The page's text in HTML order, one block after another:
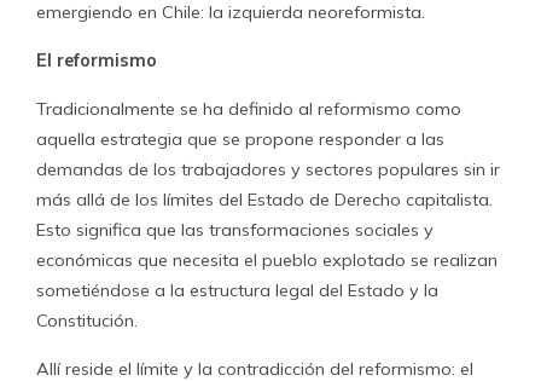
emergiendo en Chile: la izquierda neoreformista.
El reformismo
Tradicionalmente se ha definido al reformismo como
aquella estrategia que se propone responder a las
demandas de los trabajadores y sectores populares sin ir
más allá de los límites del Estado de Derecho capitalista.
Esto significa que las transformaciones sociales y
económicas que necesita el pueblo explotado se realizan
sometiéndose a la estructura legal del Estado y la
Constitución.
Allí reside el límite y la contradicción del reformismo: el